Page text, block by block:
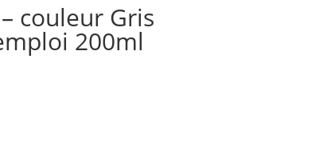
couleur Gris
200ml